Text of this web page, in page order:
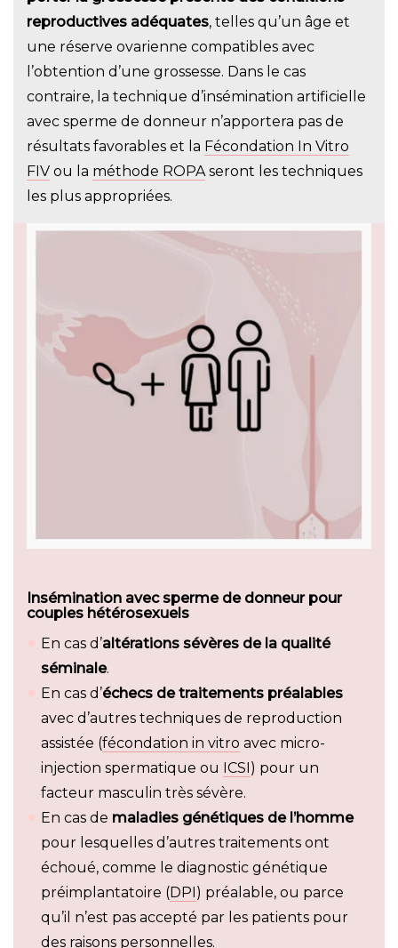
reproductives adéquates, telles qu’un âge et
une réserve ovarienne compatibles avec
l’obtention d’une grossesse. Dans le cas
contraire, la technique d’insémination artificielle
avec sperme de donneur n’apportera pas de
résultats favorables et la Fécondation In Vitro
FIV ou la méthode ROPA seront les techniques
les plus appropriées.
Insémination avec sperme de donneur pour
couples hétérosexuels
En cas d’altérations sévères de la qualité
séminale.
En cas d’échecs de traitements préalables
avec d’autres techniques de reproduction
assistée (fécondation in vitro avec micro-
injection spermatique ou ICSI) pour un
facteur masculin très sévère.
En cas de maladies génétiques de l’homme
pour lesquelles d’autres traitements ont
échoué, comme le diagnostic génétique
préimplantatoire (DPI) préalable, ou parce
qu’il n’est pas accepté par les patients pour
des raisons personnelles.